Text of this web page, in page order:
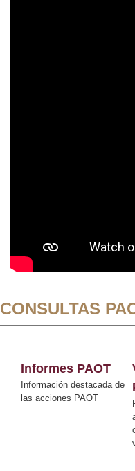
CONSULTAS
Informes PAOT
Información destacada de
las acciones PAOT